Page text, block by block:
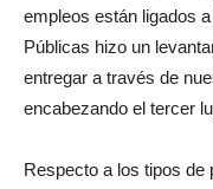
empleos están ligados
Públicas hizo un
entregar a través de
encabezando el tercer
Respecto a los tipos de